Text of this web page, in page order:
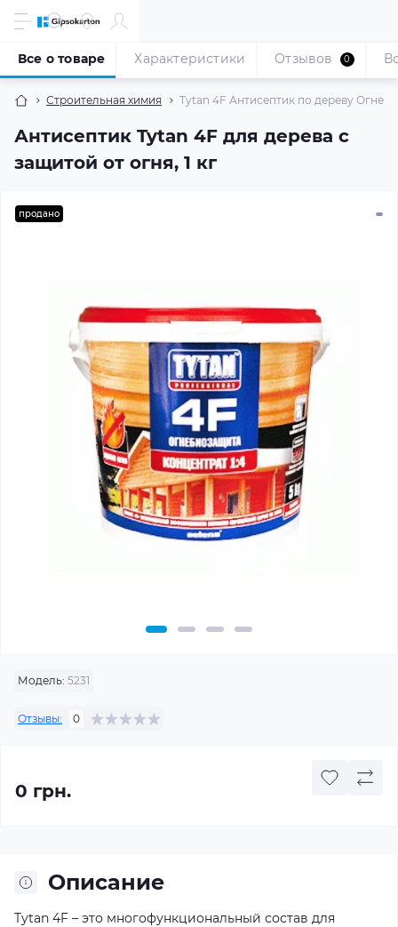
Строительная химия Tytan 4F Антисептик по дереву
Антисептик Tytan 4F для дерева с
защитой от огня, 1 кг
Все о товаре Характеристики Отзывов 0
продано
Модель: 5231
Отзывы: 0
0 грн.
Описание
Tytan 4F – это многофункциональный состав для